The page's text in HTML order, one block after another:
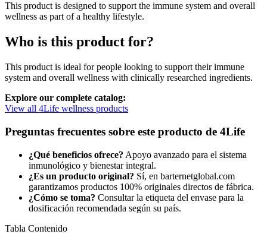
This product is designed to support the immune system and overall
wellness as part of a healthy lifestyle.
Who is this product for?
This product is ideal for people looking to support their immune
system and overall wellness with clinically researched ingredients.
Explore our complete catalog:
View all 4Life wellness products
Preguntas frecuentes sobre este producto de 4Life
¿Qué beneficios ofrece? Apoyo avanzado para el sistema
inmunológico y bienestar integral.
¿Es un producto original? Sí, en barternetglobal.com
garantizamos productos 100% originales directos de fábrica.
¿Cómo se toma? Consultar la etiqueta del envase para la
dosificación recomendada según su país.
Tabla Contenido